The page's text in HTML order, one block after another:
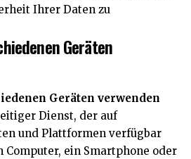
Ihrer Daten zu
Geräten
Geräten verwenden
Dienst, der auf
und Plattformen verfügbar
Computer, ein Smartphone oder